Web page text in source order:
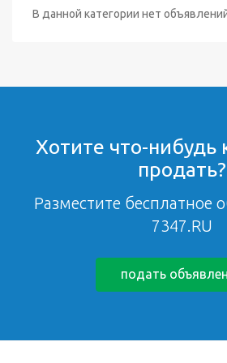
В данной категории нет
Хотите что-нибудь
продать?
Разместите бесплатное
7347.RU
подать